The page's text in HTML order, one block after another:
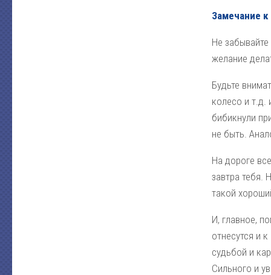
Замечание
Не
желание
Будьте
колесо и т.д.
бибикнули
не быть.
На дороге
завтра тебя.
такой
И, главное,
отнесутся и
судьбой и
Сильного и